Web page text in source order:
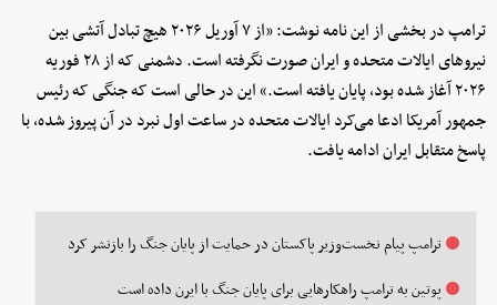
ترامپ در بخشی از این نامه نوشت: «از ۷ آوریل ۲۰۲۶ هیچ تبادل آتشی بین
نیروهای ایالات متحده و ایران صورت نگرفته است. دشمنی که از ۲۸ فوریه
۲۰۲۶ آغاز شده بود، پایان یافته است.» این در حالی است که جنگی که رئیس
جمهور آمریکا ادعا می‌کرد ایالات متحده در ساعت اول نبرد در آن پیروز شده، با
پاسخ متقابل ایران ادامه یافت.
ترامپ پیام نخست‌وزیر پاکستان در حمایت از پایان جنگ را بازنشر کرد
پوتین به ترامپ راهکارهایی برای پایان جنگ با ایرن داده است